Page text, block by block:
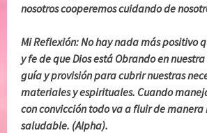
nosotros cooperemos cuidando de
Mi Reflexión: No hay nada más positivo
y fe de que Dios está Obrando en
guía y provisión para cubrir nuestras
materiales y espirituales. Cuando
con convicción todo va a fluir de
saludable. (Alpha).